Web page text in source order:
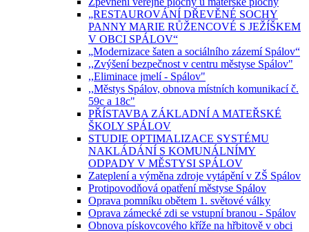
„RESTAUROVÁNÍ DŘEVĚNÉ SOCHY
PANNY MARIE RŮŽENCOVÉ S JEŽÍŠKEM
V OBCI SPÁLOV“
„Modernizace šaten a sociálního zázemí Spálov“
,,Zvýšení bezpečnost v centru městyse Spálov"
,,Eliminace jmelí - Spálov"
,,Městys Spálov, obnova místních komunikací č.
59c a 18c"
PŘÍSTAVBA ZÁKLADNÍ A MATEŘSKÉ
ŠKOLY SPÁLOV
STUDIE OPTIMALIZACE SYSTÉMU
NAKLÁDÁNÍ S KOMUNÁLNÍMY
ODPADY V MĚSTYSI SPÁLOV
Zateplení a výměna zdroje vytápění v ZŠ Spálov
Protipovodňová opatření městyse Spálov
Oprava pomníku obětem 1. světové války
Oprava zámecké zdi se vstupní branou - Spálov
Obnova pískovcového kříže na hřbitově v obci